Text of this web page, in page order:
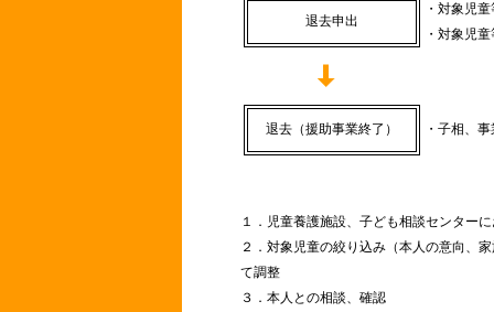
退去申出
・対象児
・対象児
退去（援助事業終了） ・子相、
１．児童養護施設、子ども相談センター
２．対象児童の絞り込み（本人の意向、
て調整
３．本人との相談、確認